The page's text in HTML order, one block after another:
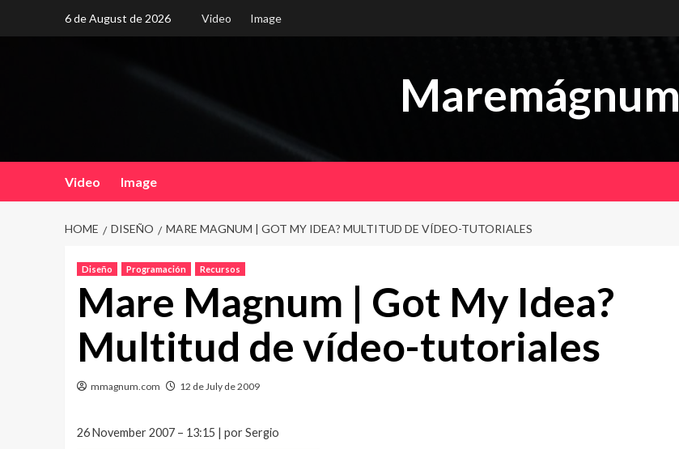
6 de August de 2026 Video Image
Maremágnum
Video Image
HOME DISEÑO MARE MAGNUM | GOT MY IDEA? MULTITUD DE VÍDEO-TUTORIALES
Diseño Programación Recursos
Mare Magnum | Got My Idea?
Multitud de vídeo-tutoriales
mmagnum.com 12 de July de 2009
26 November 2007 – 13:15 | por Sergio